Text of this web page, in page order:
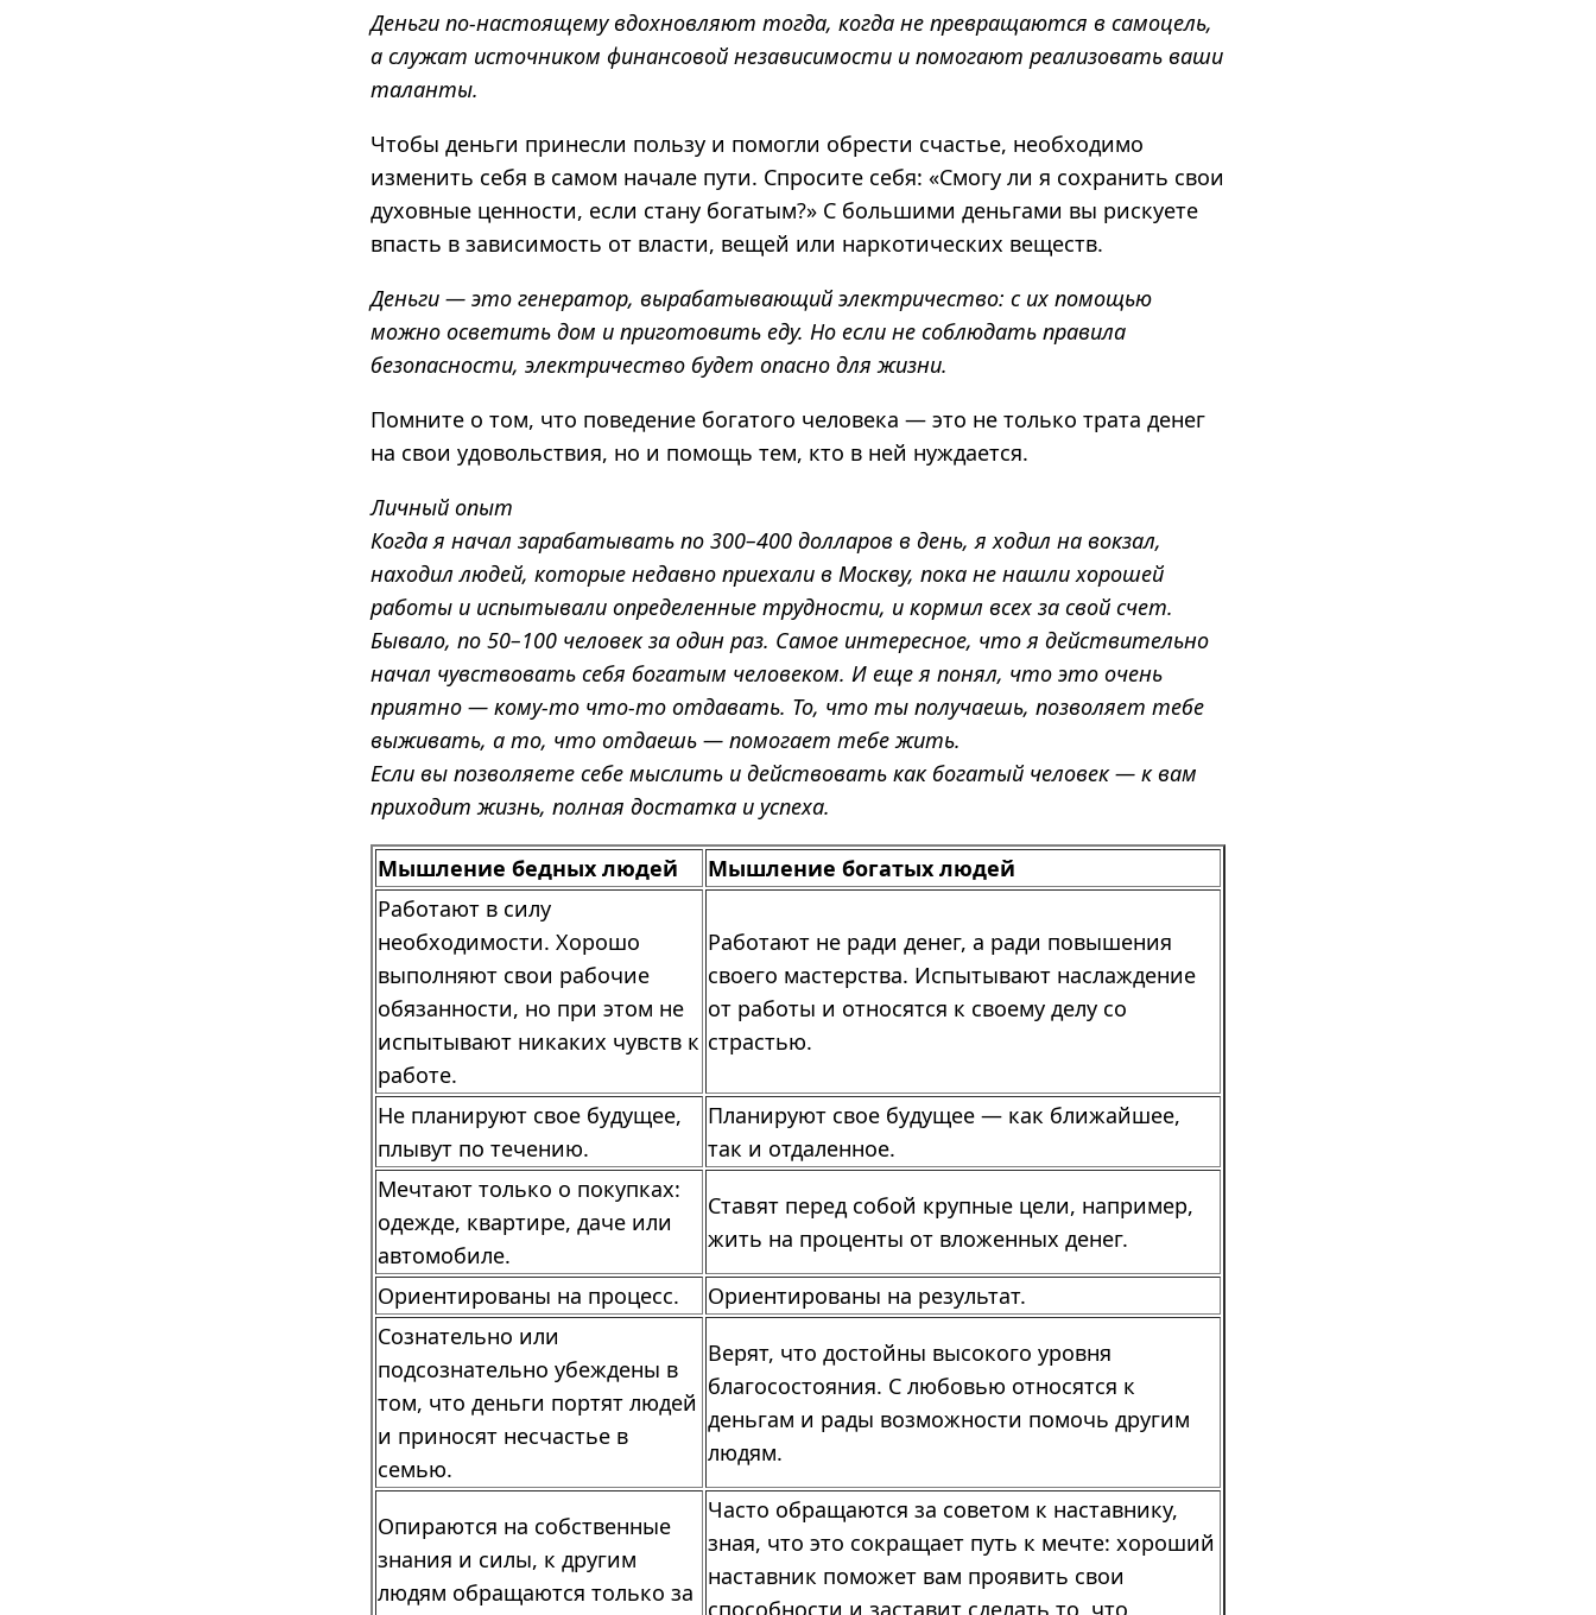
Деньги по-настоящему вдохновляют тогда, когда не превращаются в самоцель,
а служат источником финансовой независимости и помогают реализовать ваши
таланты.
Чтобы деньги принесли пользу и помогли обрести счастье, необходимо
изменить себя в самом начале пути. Спросите себя: «Смогу ли я сохранить свои
духовные ценности, если стану богатым?» C большими деньгами вы рискуете
впасть в зависимость от власти, вещей или наркотических веществ.
Деньги — это генератор, вырабатывающий электричество: с их помощью
можно осветить дом и приготовить еду. Но если не соблюдать правила
безопасности, электричество будет опасно для жизни.
Помните о том, что поведение богатого человека — это не только трата денег
на свои удовольствия, но и помощь тем, кто в ней нуждается.
Личный опыт
Когда я начал зарабатывать по 300–400 долларов в день, я ходил на вокзал,
находил людей, которые недавно приехали в Москву, пока не нашли хорошей
работы и испытывали определенные трудности, и кормил всех за свой счет.
Бывало, по 50–100 человек за один раз. Самое интересное, что я действительно
начал чувствовать себя богатым человеком. И еще я понял, что это очень
приятно — кому-то что-то отдавать. То, что ты получаешь, позволяет тебе
выживать, а то, что отдаешь — помогает тебе жить.
Если вы позволяете себе мыслить и действовать как богатый человек — к вам
приходит жизнь, полная достатка и успеха.
Мышление бедных людей
Мышление богатых людей
Работают в силу
необходимости. Хорошо
выполняют свои рабочие
обязанности, но при этом не
испытывают никаких чувств к
работе.
Работают не ради денег, а ради повышения
своего мастерства. Испытывают наслаждение
от работы и относятся к своему делу со
страстью.
Не планируют свое будущее,
плывут по течению.
Планируют свое будущее — как ближайшее,
так и отдаленное.
Мечтают только о покупках:
одежде, квартире, даче или
автомобиле.
Ставят перед собой крупные цели, например,
жить на проценты от вложенных денег.
Ориентированы на процесс.
Ориентированы на результат.
Сознательно или
подсознательно убеждены в
том, что деньги портят людей
и приносят несчастье в
семью.
Верят, что достойны высокого уровня
благосостояния. С любовью относятся к
деньгам и рады возможности помочь другим
людям.
Опираются на собственные
знания и силы, к другим
людям обращаются только за
Часто обращаются за советом к наставнику,
зная, что это сокращает путь к мечте: хороший
наставник поможет вам проявить свои
способности и заставит сделать то, что